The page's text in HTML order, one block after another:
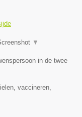
▼
in de twee
vaccineren,